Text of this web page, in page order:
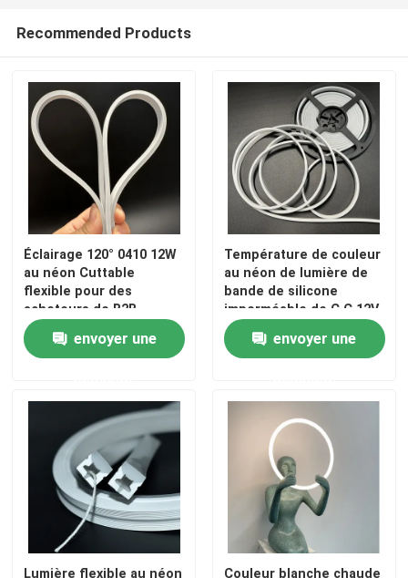
Recommended Products
Éclairage 120° 0410 12W
au néon Cuttable
flexible pour des
acheteurs de B2B
d'intérieur et extérieurs
envoyer une
Température de couleur
au néon de lumière de
bande de silicone
imperméable de C.C 12V
24V IP65 la double
envoyer une
Lumière flexible au néon
Couleur blanche chaude